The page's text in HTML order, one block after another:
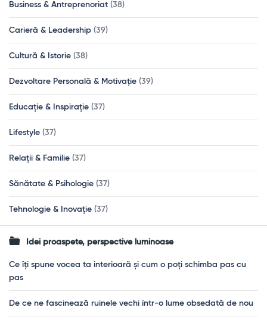
Business & Antreprenoriat (38)
Carieră & Leadership (39)
Cultură & Istorie (38)
Dezvoltare Personală & Motivație (39)
Educație & Inspirație (37)
Lifestyle (37)
Relații & Familie (37)
Sănătate & Psihologie (37)
Tehnologie & Inovație (37)
Idei proaspete, perspective luminoase
Ce îți spune vocea ta interioară și cum o poți schimba pas cu
pas
De ce ne fascinează ruinele vechi într-o lume obsedată de nou